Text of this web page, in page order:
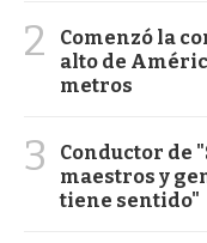
2
Comenzó la
alto de
metros
3
Conductor de
maestros y
tiene sentido"